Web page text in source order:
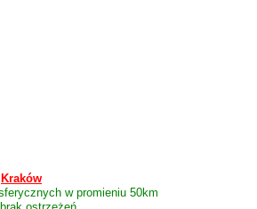
Kraków
w promieniu 50km